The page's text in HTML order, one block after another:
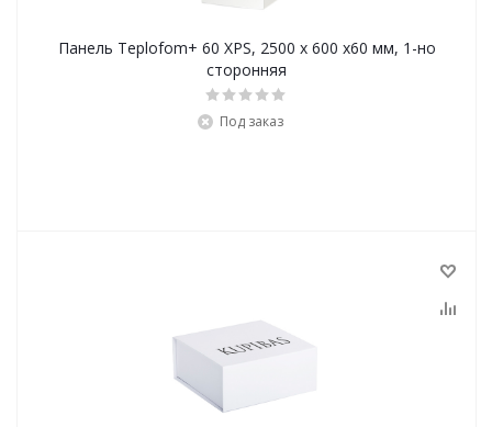
Панель Teplofom+ 60 XPS, 2500 х 600 х60 мм, 1-но
сторонняя
Под заказ